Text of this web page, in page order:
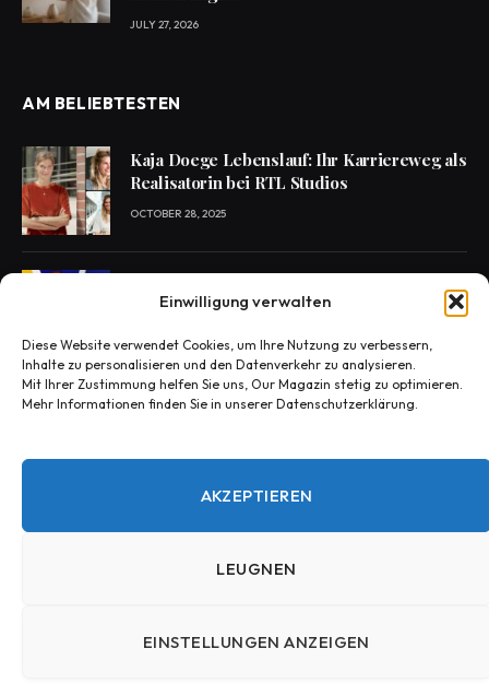
Einwilligung verwalten
Diese Website verwendet Cookies, um Ihre Nutzung zu verbessern,
Inhalte zu personalisieren und den Datenverkehr zu analysieren.
Mit Ihrer Zustimmung helfen Sie uns, Our Magazin stetig zu optimieren.
Mehr Informationen finden Sie in unserer Datenschutzerklärung.
AKZEPTIEREN
LEUGNEN
EINSTELLUNGEN ANZEIGEN
JULY 27, 2026
AM BELIEBTESTEN
Kaja Doege Lebenslauf: Ihr Karriereweg als
Realisatorin bei RTL Studios
OCTOBER 28, 2025
Medien berichten, offiziell nichts bestätigt
OCTOBER 29, 2025
Konny Reimann Todesursache? Die
OCTOBER 30, 2025
HEIM
Kontakt – Our Magazin